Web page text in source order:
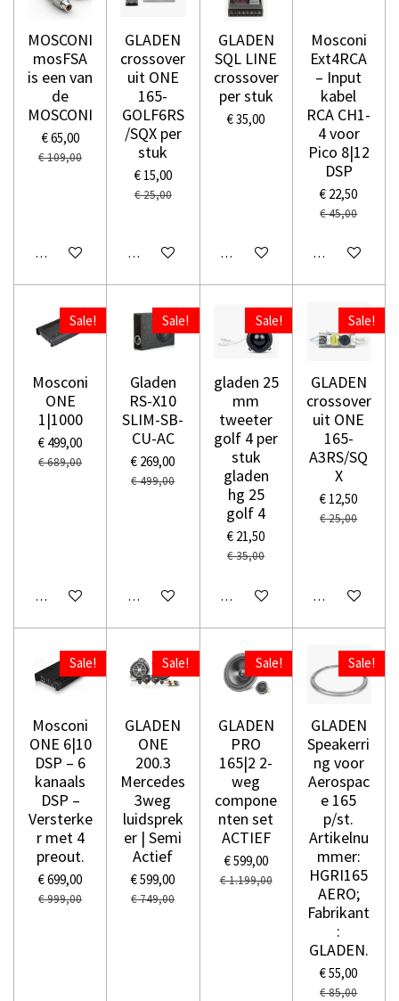
MOSCONI
mosFSA
is een van
de
MOSCONI
€ 65,00
€ 109,00
In winkelwagen
GLADEN
crossover
uit ONE
165-
GOLF6RS
/SQX per
stuk
€ 15,00
€ 25,00
In winkelwagen
GLADEN
SQL LINE
crossover
per stuk
€ 35,00
In winkelwagen
Mosconi
Ext4RCA
– Input
kabel
RCA CH1-
4 voor
Pico 8|12
DSP
€ 22,50
€ 45,00
In winkelwagen
Sale!
Mosconi
ONE
1|1000
€ 499,00
€ 689,00
In winkelwagen
Sale!
Gladen
RS-X10
SLIM-SB-
CU-AC
€ 269,00
€ 499,00
In winkelwagen
Sale!
gladen 25
mm
tweeter
golf 4 per
stuk
gladen
hg 25
golf 4
€ 21,50
€ 35,00
In winkelwagen
Sale!
GLADEN
crossover
uit ONE
165-
A3RS/SQ
X
€ 12,50
€ 25,00
In winkelwagen
Sale!
Mosconi
ONE 6|10
DSP – 6
kanaals
DSP –
Versterke
r met 4
preout.
€ 699,00
€ 999,00
Sale!
GLADEN
ONE
200.3
Mercedes
3weg
luidsprek
er | Semi
Actief
€ 599,00
€ 749,00
Sale!
GLADEN
PRO
165|2 2-
weg
compone
nten set
ACTIEF
€ 599,00
€ 1.199,00
Sale!
GLADEN
Speakerri
ng voor
Aerospac
e 165
p/st.
Artikelnu
mmer:
HGRI165
AERO;
Fabrikant
:
GLADEN.
€ 55,00
€ 85,00